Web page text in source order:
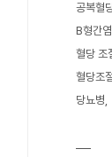
공복혈
B형간염
혈당 조
혈당조
당뇨병